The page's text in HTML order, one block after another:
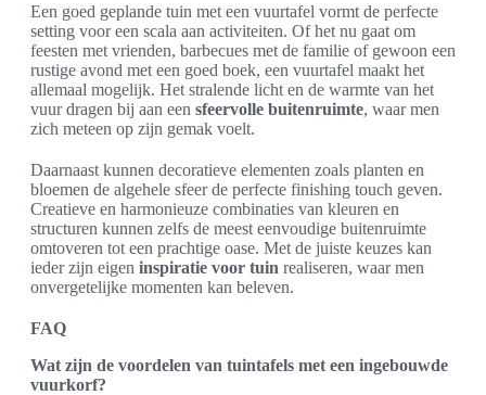
Een goed geplande tuin met een vuurtafel vormt de perfecte
setting voor een scala aan activiteiten. Of het nu gaat om
feesten met vrienden, barbecues met de familie of gewoon een
rustige avond met een goed boek, een vuurtafel maakt het
allemaal mogelijk. Het stralende licht en de warmte van het
vuur dragen bij aan een sfeervolle buitenruimte, waar men
zich meteen op zijn gemak voelt.
Daarnaast kunnen decoratieve elementen zoals planten en
bloemen de algehele sfeer de perfecte finishing touch geven.
Creatieve en harmonieuze combinaties van kleuren en
structuren kunnen zelfs de meest eenvoudige buitenruimte
omtoveren tot een prachtige oase. Met de juiste keuzes kan
ieder zijn eigen inspiratie voor tuin realiseren, waar men
onvergetelijke momenten kan beleven.
FAQ
Wat zijn de voordelen van tuintafels met een ingebouwde
vuurkorf?